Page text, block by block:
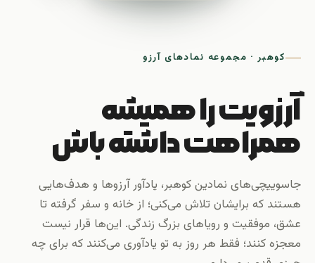
کوهبر · مجموعه نمادهای آرزو
آرزویت را همیشه
همراهت داشته باش
جاسوییچی‌های نمادین کوهبر، یادآور آرزوها و هدف‌هایی
هستند که برایشان تلاش می‌کنی؛ از خانه و سفر گرفته تا
عشق، موفقیت و رویاهای بزرگ زندگی. این‌ها قرار نیست
معجزه کنند؛ فقط هر روز به تو یادآوری می‌کنند که برای چه